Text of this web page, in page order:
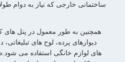
ساختمانی خارجی که نیاز به دوام
دیوارهای پرده، لوح های
های لوازم خانگی استفاده می